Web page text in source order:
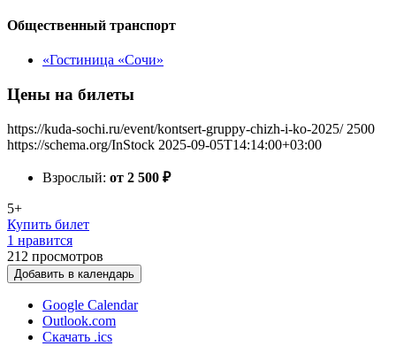
Общественный транспорт
«Гостиница «Сочи»
Цены на билеты
https://kuda-sochi.ru/event/kontsert-gruppy-chizh-i-ko-2025/ 2500
https://schema.org/InStock 2025-09-05T14:14:00+03:00
Взрослый: от 2 500 ₽
5+
Купить билет
1 нравится
212 просмотров
Добавить в календарь
Google Calendar
Outlook.com
Скачать .ics